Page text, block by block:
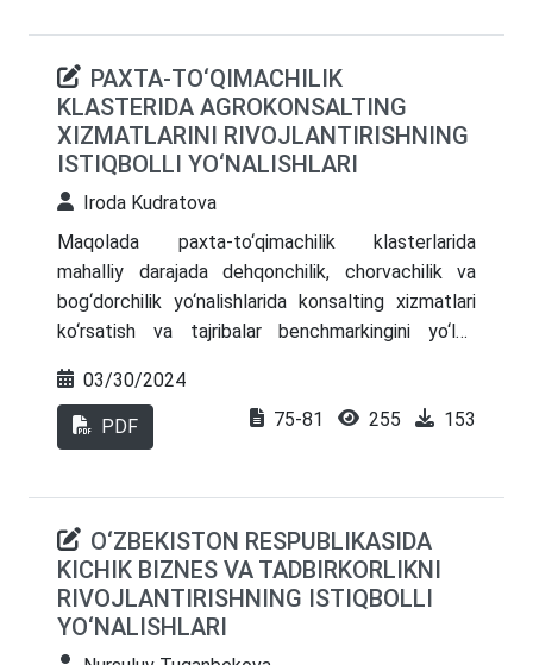
chang-toʻzonlarning doimiy kuzatilishiga hamda
yogʻingarchiliklar mavsumlarining buzilishiga sabab
boʻlmoqda. Bu esa mamlakat qishloq xoʻjaligi
tizimiga, qishloq aholisi daromadlariga hamda oziq-
ovqat xavfsizligiga jiddiy taʼsir koʻrsatmoqda.
PAXTA-TO‘QIMACHILIK
KLASTERIDA AGROKONSALTING
XIZMATLARINI RIVOJLANTIRISHNING
ISTIQBOLLI YO‘NALISHLARI
Iroda Kudratova
Maqolada paxta-to‘qimachilik klasterlarida
mahalliy darajada dehqonchilik, chorvachilik va
bog‘dorchilik yo‘nalishlarida konsalting xizmatlari
ko‘rsatish va tajribalar benchmarkingini yo‘lga
mahalliy xususiyatlarini hisobga olgan holda
samaradorlikni ham oshirish maqsadida ilg‘or
bilimlarni ishlab chiqarishga joriy etishni ko‘zda
03/30/2024
PDF 75-81 255 153
O‘ZBEKISTON RESPUBLIKASIDA
KICHIK BIZNES VA TADBIRKORLIKNI
RIVOJLANTIRISHNING ISTIQBOLLI
YO‘NALISHLARI